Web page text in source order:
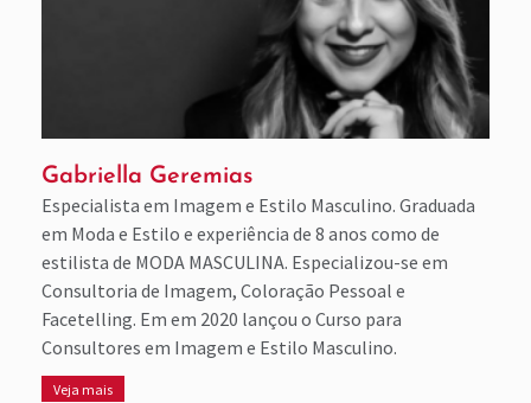
Gabriella Geremias
Especialista em Imagem e Estilo Masculino. Graduada
em Moda e Estilo e experiência de 8 anos como de
estilista de MODA MASCULINA. Especializou-se em
Consultoria de Imagem, Coloração Pessoal e
Facetelling. Em em 2020 lançou o Curso para
Consultores em Imagem e Estilo Masculino.
Veja mais